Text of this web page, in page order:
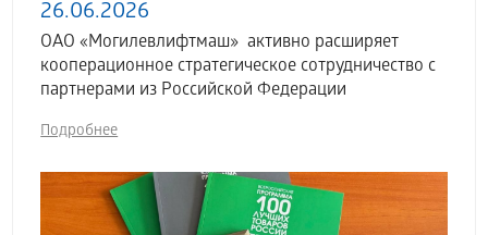
26.06.2026
ОАО «Могилевлифтмаш» активно расширяет
кооперационное стратегическое сотрудничество с
партнерами из Российской Федерации
Подробнее